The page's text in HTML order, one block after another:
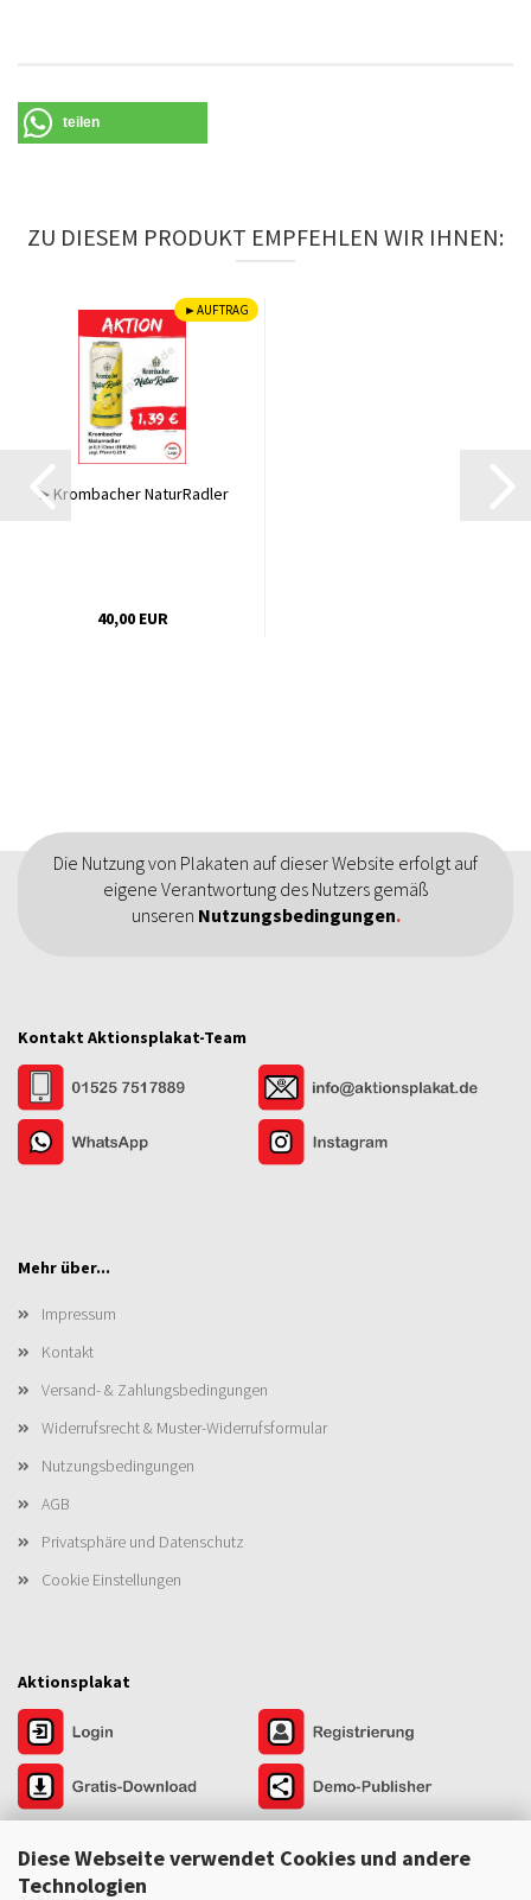
Diese Webseite verwendet Cookies und andere
Technologien
teilen
ZU DIESEM PRODUKT EMPFEHLEN WIR IHNEN:
►AUFTRAG
►Krombacher NaturRadler
40,00 EUR
Die Nutzung von Plakaten auf dieser Website erfolgt auf
eigene Verantwortung des Nutzers gemäß
unseren Nutzungsbedingungen.
Kontakt Aktionsplakat-Team
Mehr über...
Impressum
Kontakt
Versand- & Zahlungsbedingungen
Widerrufsrecht & Muster-Widerrufsformular
Nutzungsbedingungen
AGB
Privatsphäre und Datenschutz
Cookie Einstellungen
Aktionsplakat